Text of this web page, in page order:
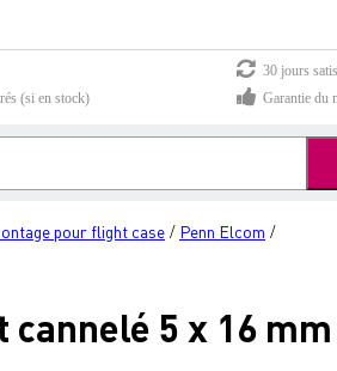
30 jours
(si en stock)
Garantie du
pour flight case / Penn Elcom /
5 x 16